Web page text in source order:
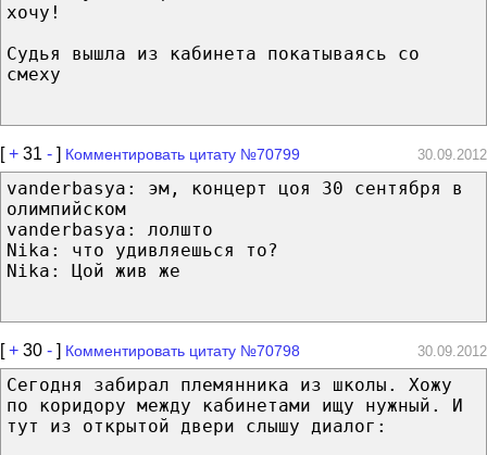
хочу!
Судья вышла из кабинета покатываясь со
смеху
[+ 31 - ] Комментировать цитату №70799 30.09.2012
vanderbasya: эм, концерт цоя 30 сентября в
олимпийском
vanderbasya: лолшто
Nika: что удивляешься то?
Nika: Цой жив же
[+ 30 - ] Комментировать цитату №70798 30.09.2012
Сегодня забирал племянника из школы. Хожу
по коридору между кабинетами ищу нужный. И
тут из открытой двери слышу диалог: